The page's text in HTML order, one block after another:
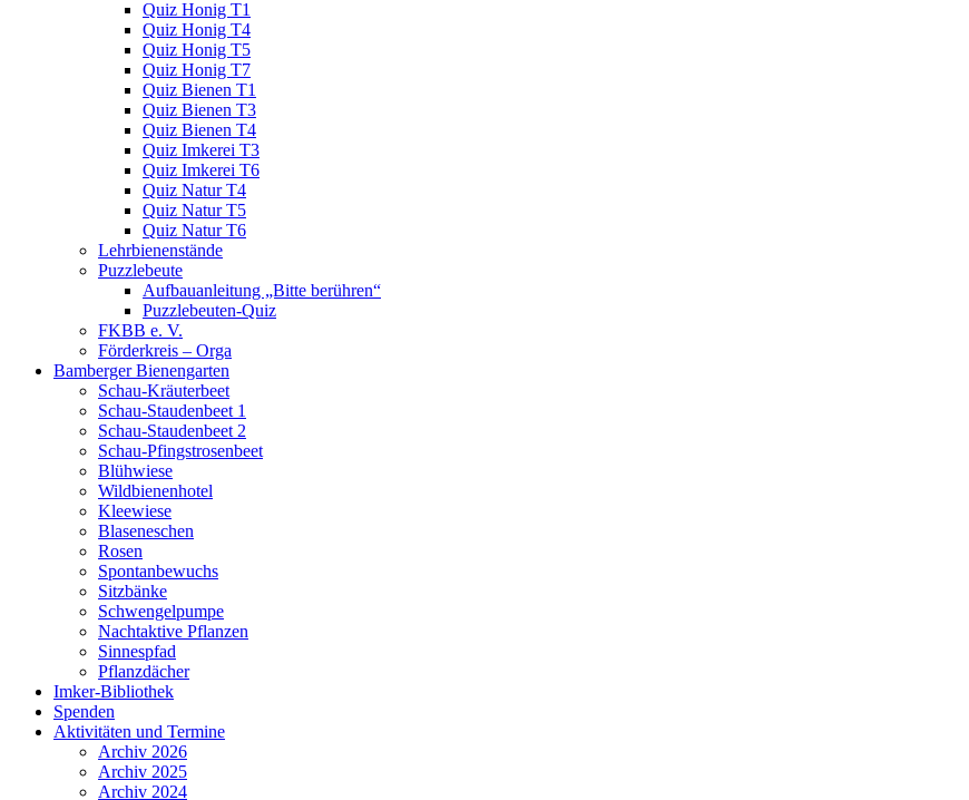
Quiz Honig T1
Quiz Honig T4
Quiz Honig T5
Quiz Honig T7
Quiz Bienen T1
Quiz Bienen T3
Quiz Bienen T4
Quiz Imkerei T3
Quiz Imkerei T6
Quiz Natur T4
Quiz Natur T5
Quiz Natur T6
Lehrbienenstände
Puzzlebeute
Aufbauanleitung „Bitte berühren“
Puzzlebeuten-Quiz
FKBB e. V.
Förderkreis – Orga
Bamberger Bienengarten
Schau-Kräuterbeet
Schau-Staudenbeet 1
Schau-Staudenbeet 2
Schau-Pfingstrosenbeet
Blühwiese
Wildbienenhotel
Kleewiese
Blaseneschen
Rosen
Spontanbewuchs
Sitzbänke
Schwengelpumpe
Nachtaktive Pflanzen
Sinnespfad
Pflanzdächer
Imker-Bibliothek
Spenden
Aktivitäten und Termine
Archiv 2026
Archiv 2025
Archiv 2024